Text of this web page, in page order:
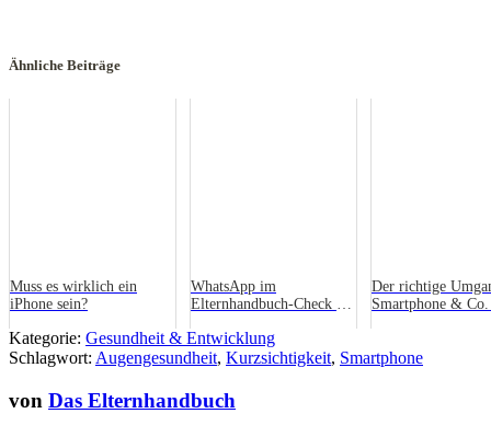
Ähnliche Beiträge
Muss es wirklich ein
iPhone sein?
WhatsApp im
Elternhandbuch-Check –
Der richtige
Smartphone &
Kategorie: Gesundheit & Entwicklung
Schlagwort: Augengesundheit, Kurzsichtigkeit, Smartphone
von Das Elternhandbuch